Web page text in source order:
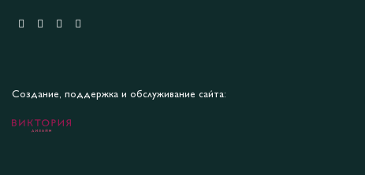
Создание, поддержка и обслуживание сайта: